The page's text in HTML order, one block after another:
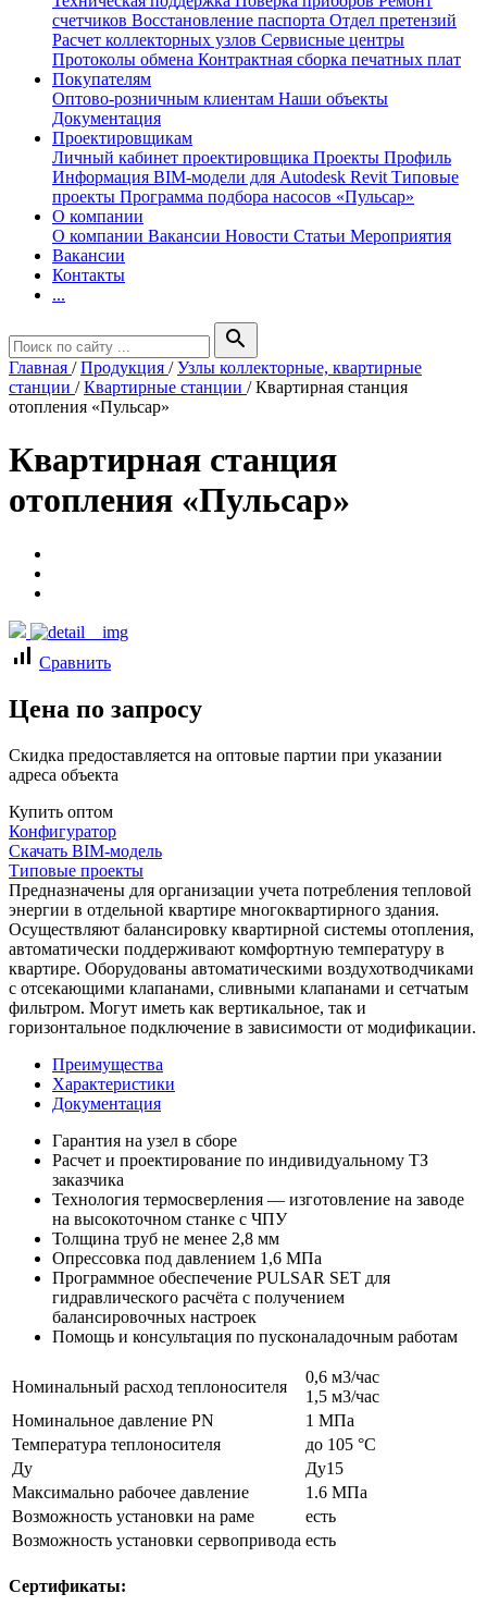
счетчиков Восстановление паспорта Отдел претензий
Расчет коллекторных узлов Сервисные центры
Протоколы обмена Контрактная сборка печатных плат
Покупателям
Оптово-розничным клиентам Наши объекты
Документация
Проектировщикам
Личный кабинет проектировщика Проекты Профиль
Информация BIM-модели для Autodesk Revit Типовые
проекты Программа подбора насосов «Пульсар»
О компании
О компании Вакансии Новости Статьи Мероприятия
Вакансии
Контакты
...
search
Главная /Продукция /Узлы коллекторные, квартирные
станции /Квартирные станции /Квартирная станция
отопления «Пульсар»
Квартирная станция
отопления «Пульсар»
signal_cellular_alt Сравнить
Цена по запросу
Скидка предоставляется на оптовые партии при указании
адреса объекта
Купить оптом
Конфигуратор
Скачать BIM-модель
Типовые проекты
Предназначены для организации учета потребления тепловой
энергии в отдельной квартире многоквартирного здания.
Осуществляют балансировку квартирной системы отопления,
автоматически поддерживают комфортную температуру в
квартире. Оборудованы автоматическими воздухотводчиками
с отсекающими клапанами, сливными клапанами и сетчатым
фильтром. Могут иметь как вертикальное, так и
горизонтальное подключение в зависимости от модификации.
Преимущества
Характеристики
Документация
Гарантия на узел в сборе
Расчет и проектирование по индивидуальному ТЗ
заказчика
Технология термосверления — изготовление на заводе
на высокоточном станке с ЧПУ
Толщина труб не менее 2,8 мм
Опрессовка под давлением 1,6 МПа
Программное обеспечение PULSAR SET для
гидравлического расчёта с получением
балансировочных настроек
Помощь и консультация по пусконаладочным работам
Номинальный расход теплоносителя
0,6 м3/час
1,5 м3/час
Номинальное давление PN
1 МПа
Температура теплоносителя
до 105 °С
Ду
Ду15
Максимально рабочее давление
1.6 МПа
Возможность установки на раме
есть
Возможность установки сервопривода есть
Сертификаты: